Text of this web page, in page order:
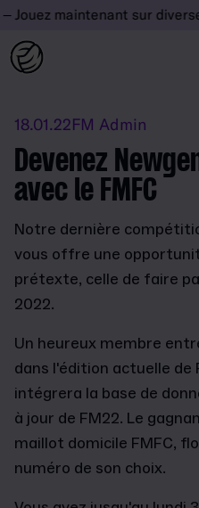
maintenant sur diverses
18.01.22FM Admin
Devenez
avec le FMFC
Notre dernière
vous offre une
prétexte, celle de faire
2022.
Un heureux membre
dans l'édition actuelle
intégrera la base de
à jour de FM22. Le
maillot domicile FMFC,
numéro de son choix.